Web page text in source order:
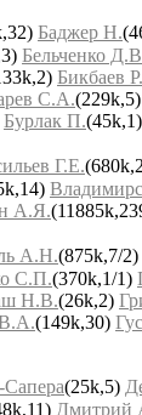
Баджер Н.
Бельченко
Бикбаев Р.
С.А.(229k,5)
Бурлак П.(45k,1)
Г.Е.
А.Я.
А.Н.(875k,7/2)
С.П.(370k,1/1)
Н.В.(26k,2)
(149k,30)
(25k,5)
Дмитрий